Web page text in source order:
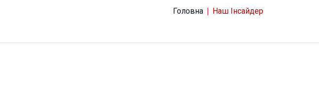
Головна Наш Інсайдер